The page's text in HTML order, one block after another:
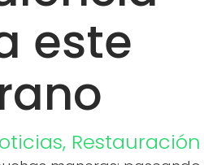
este
, Restauración